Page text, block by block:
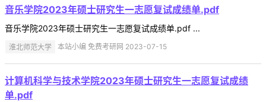
音乐学院2023年硕士研究生一志愿复试成绩单.pdf
音乐学院2023年硕士研究生一志愿复试成绩单.pdf ...
淮北师范大学 本站小编 免费考研网 2023-07-15
计算机科学与技术学院2023年硕士研究生一志愿复试成绩
单.pdf